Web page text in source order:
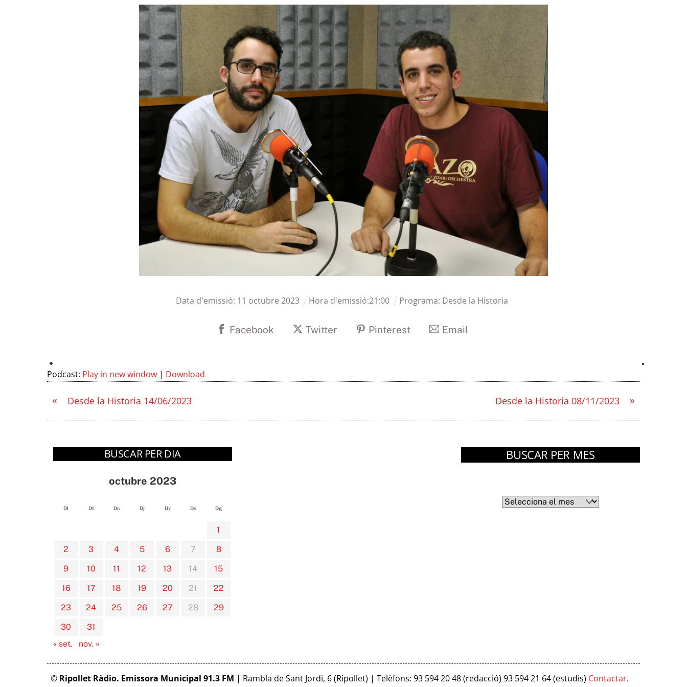
Data d'emissió: 11 octubre 2023 Hora d'emissió:21:00 Programa: Desde la Historia
Facebook Twitter Pinterest Email
Podcast: Play in new window | Download
« Desde la Historia 14/06/2023 »
Desde la Historia 08/11/2023
BUSCAR PER DIA
octubre 2023
Dl Dt Dc Dj Dv Ds Dg
1
2
3 4 5 6 7
8
9
10 11 12 13 14
15
16
17 18 19 20 21
22
23
24 25 26 27 28
29
30
31
« set.
nov. »
BUSCAR PER MES
Arxius
© Ripollet Ràdio. Emissora Municipal 91.3 FM | Rambla de Sant Jordi, 6 (Ripollet) | Telèfons: 93 594 20 48 (redacció) 93 594 21 64 (estudis) Contactar.